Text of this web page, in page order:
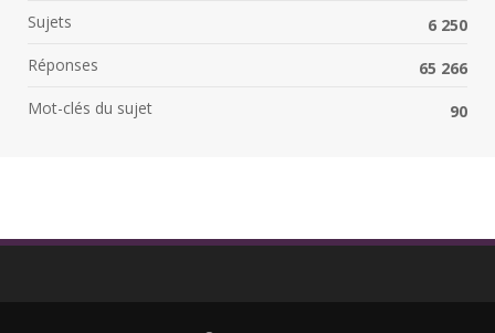
Sujets
6 250
Réponses
65 266
Mot-clés du sujet
90